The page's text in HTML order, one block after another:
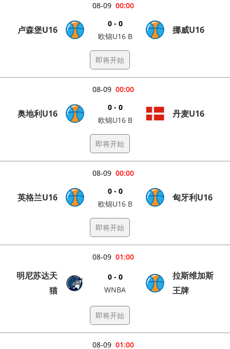
00:00
08-09
卢森堡U16
0 - 0
欧锦U16 B
挪威U16
即将开始
00:00
08-09
奥地利U16
0 - 0
欧锦U16 B
丹麦U16
即将开始
00:00
08-09
英格兰U16
0 - 0
欧锦U16 B
匈牙利U16
即将开始
01:00
08-09
明尼苏达天
猫
0 - 0
WNBA
拉斯维加斯
王牌
即将开始
01:00
08-09